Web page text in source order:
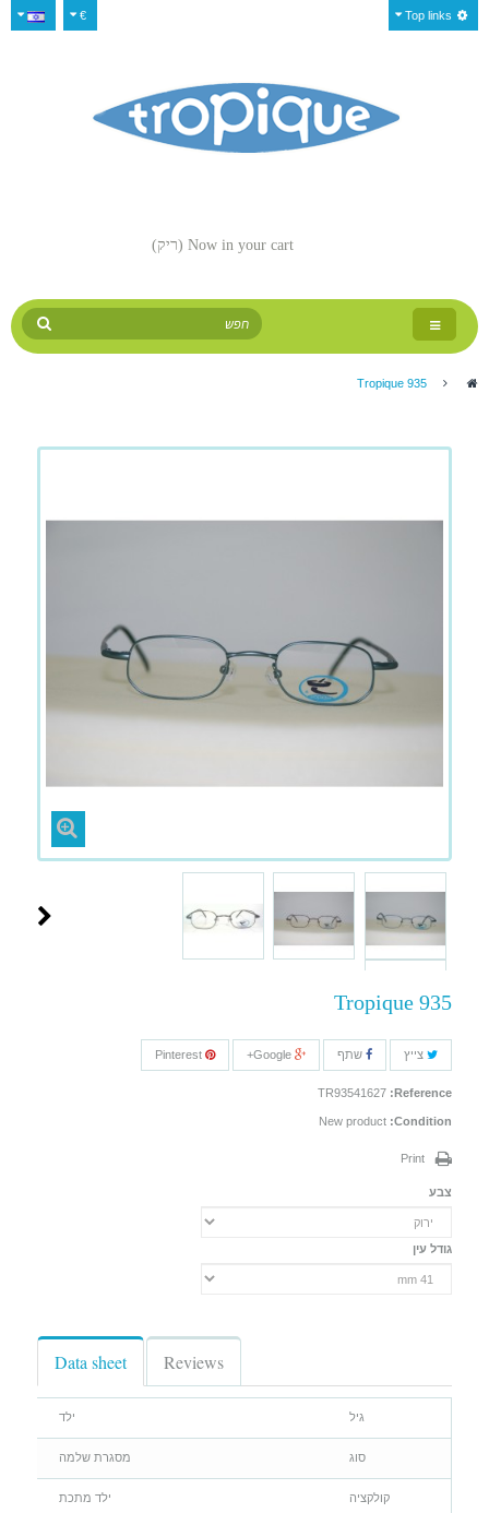
€ Top links
Now in your cart (ריק)
Toggle
navigation
>
Tropique 935
צייץ שתף
Reference:
TR93541627
Condition:
New product
Print
צבע
גודל עין
Data sheet Reviews
גיל ילד
סוג מסגרת שלמה
קולקציה ילד מתכת